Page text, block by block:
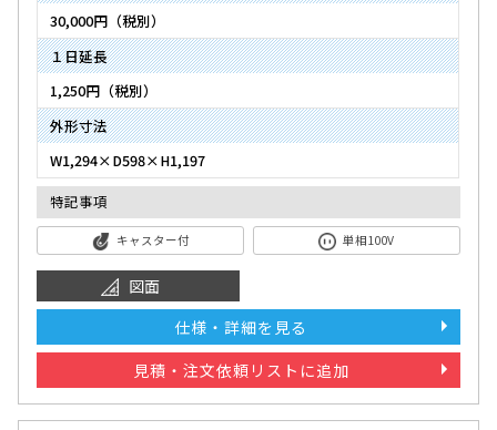
30,000円（税別）
１日延長
1,250円（税別）
外形寸法
W1,294×D598×H1,197
特記事項
キャスター付 単相100V
図面
仕様・詳細を見る
見積・注文依頼リストに追加